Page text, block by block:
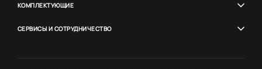
КОМПЛЕКТУЮЩИЕ
СЕРВИСЫ И СОТРУДНИЧЕСТВО